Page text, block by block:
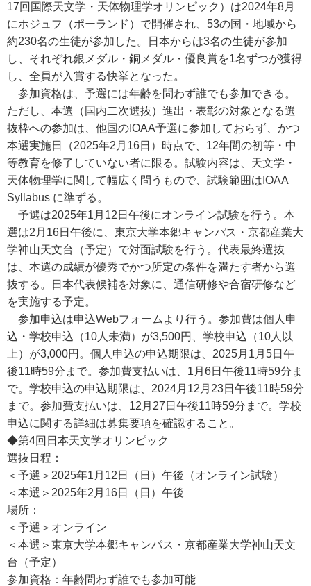
17回国際天文学・天体物理学オリンピック）は2024年8月
にホジュフ（ポーランド）で開催され、53の国・地域から
約230名の生徒が参加した。日本からは3名の生徒が参加
し、それぞれ銀メダル・銅メダル・優良賞を1名ずつが獲得
し、全員が入賞する快挙となった。
参加資格は、予選には年齢を問わず誰でも参加できる。
ただし、本選（国内二次選抜）進出・表彰の対象となる選
抜枠への参加は、他国のIOAA予選に参加しておらず、かつ
本選実施日（2025年2月16日）時点で、12年間の初等・中
等教育を修了していない者に限る。試験内容は、天文学・
天体物理学に関して幅広く問うもので、試験範囲はIOAA
Syllabus に準ずる。
予選は2025年1月12日午後にオンライン試験を行う。本
選は2月16日午後に、東京大学本郷キャンパス・京都産業大
学神山天文台（予定）で対面試験を行う。代表最終選抜
は、本選の成績が優秀でかつ所定の条件を満たす者から選
抜する。日本代表候補を対象に、通信研修や合宿研修など
を実施する予定。
参加申込は申込Webフォームより行う。参加費は個人申
込・学校申込（10人未満）が3,500円、学校申込（10人以
上）が3,000円。個人申込の申込期限は、2025月1月5日午
後11時59分まで。参加費支払いは、1月6日午後11時59分ま
で。学校申込の申込期限は、2024月12月23日午後11時59分
まで。参加費支払いは、12月27日午後11時59分まで。学校
申込に関する詳細は募集要項を確認すること。
◆第4回日本天文学オリンピック
選抜日程：
＜予選＞2025年1月12日（日）午後（オンライン試験）
＜本選＞2025年2月16日（日）午後
場所：
＜予選＞オンライン
＜本選＞東京大学本郷キャンパス・京都産業大学神山天文
台（予定）
参加資格：年齢問わず誰でも参加可能